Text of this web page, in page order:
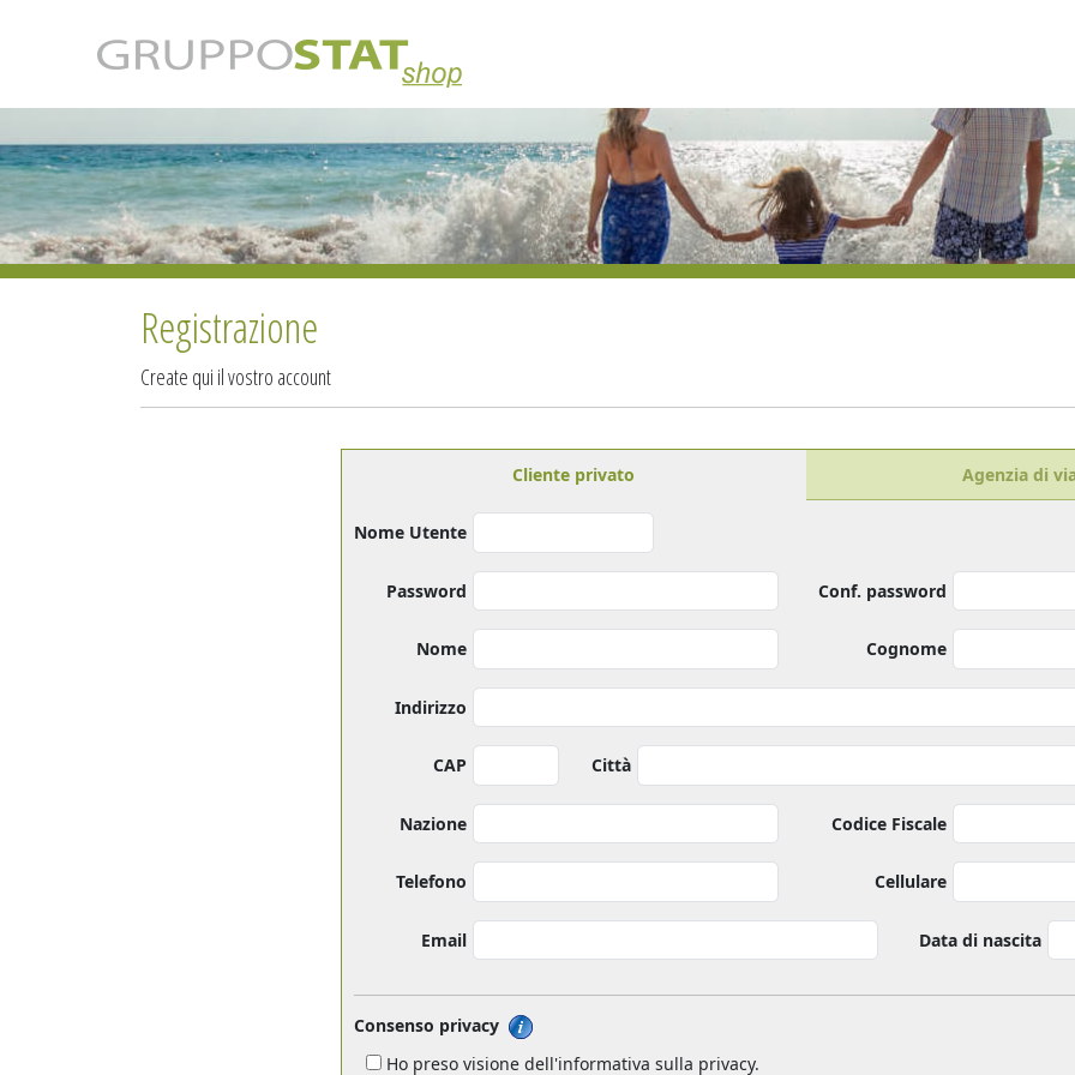
Registrazione
Create qui il vostro account
Cliente privato Agenzia di
Nome Utente
Password Conf. password
Nome Cognome
Indirizzo
CAP Città
Nazione Codice Fiscale
Telefono Cellulare
Email Data di nascita
Consenso privacy
Ho preso visione dell'informativa sulla privacy.